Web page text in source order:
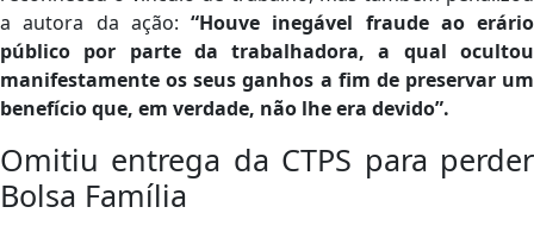
a autora da ação: “Houve inegável fraude ao erário
público por parte da trabalhadora, a qual ocultou
manifestamente os seus ganhos a fim de preservar um
benefício que, em verdade, não lhe era devido”.
Omitiu entrega da CTPS para perder
Bolsa Família